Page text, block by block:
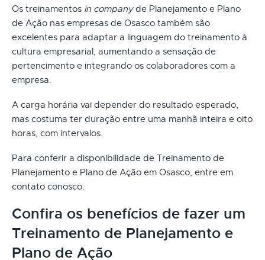
Os treinamentos in companyde Planejamento e Plano
de Ação nas empresas de Osasco também são
excelentes para adaptar a linguagem do treinamento à
cultura empresarial, aumentando a sensação de
pertencimento e integrando os colaboradores com a
empresa.
A carga horária vai depender do resultado esperado,
mas costuma ter duração entre uma manhã inteira e oito
horas, com intervalos.
Para conferir a disponibilidade de Treinamento de
Planejamento e Plano de Ação em Osasco, entre em
contato conosco.
Confira os benefícios de fazer um
Treinamento de Planejamento e
Plano de Ação